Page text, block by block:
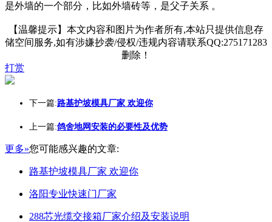
是外墙的一个部分，比如外墙砖等，是父子关系 。
【温馨提示】本文内容和图片为作者所有,本站只提供信息存
储空间服务,如有涉嫌抄袭/侵权/违规内容请联系QQ:275171283
删除！
打赏
下一篇:路基护坡模具厂家 欢迎你
上一篇:鸽舍地网安装的必要性及优势
更多»您可能感兴趣的文章:
路基护坡模具厂家 欢迎你
洛阳专业快速门厂家
288芯光缆交接箱厂家介绍及安装说明